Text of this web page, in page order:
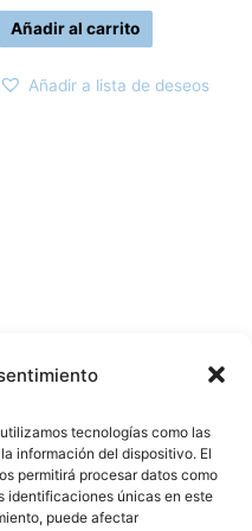
tecnologías como las
información del dispositivo. El
permitirá procesar datos como
identificaciones únicas en este
puede afectar
Añadir al carrito
Añadir a lista de deseos